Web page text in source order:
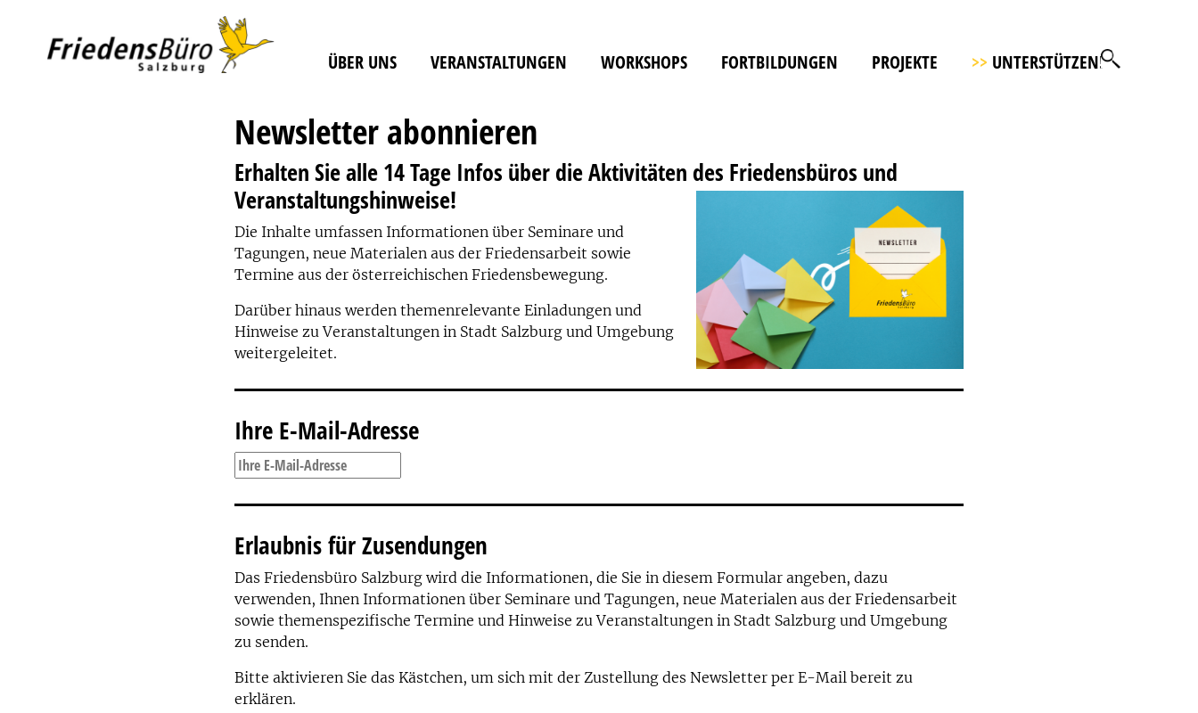
ÜBER UNS VERANSTALTUNGEN WORKSHOPS FORTBILDUNGEN PROJEKTE >> UNTERSTÜTZEN!
Newsletter abonnieren
Erhalten Sie alle 14 Tage Infos über die Aktivitäten des Friedensbüros und
Veranstaltungshinweise!
Die Inhalte umfassen Informationen über Seminare und
Tagungen, neue Materialen aus der Friedensarbeit sowie
Termine aus der österreichischen Friedensbewegung.
Darüber hinaus werden themenrelevante Einladungen und
Hinweise zu Veranstaltungen in Stadt Salzburg und Umgebung
weitergeleitet.
Ihre E-Mail-Adresse
Erlaubnis für Zusendungen
Das Friedensbüro Salzburg wird die Informationen, die Sie in diesem Formular angeben, dazu
verwenden, Ihnen Informationen über Seminare und Tagungen, neue Materialen aus der Friedensarbeit
sowie themenspezifische Termine und Hinweise zu Veranstaltungen in Stadt Salzburg und Umgebung
zu senden.
Bitte aktivieren Sie das Kästchen, um sich mit der Zustellung des Newsletter per E-Mail bereit zu
erklären.